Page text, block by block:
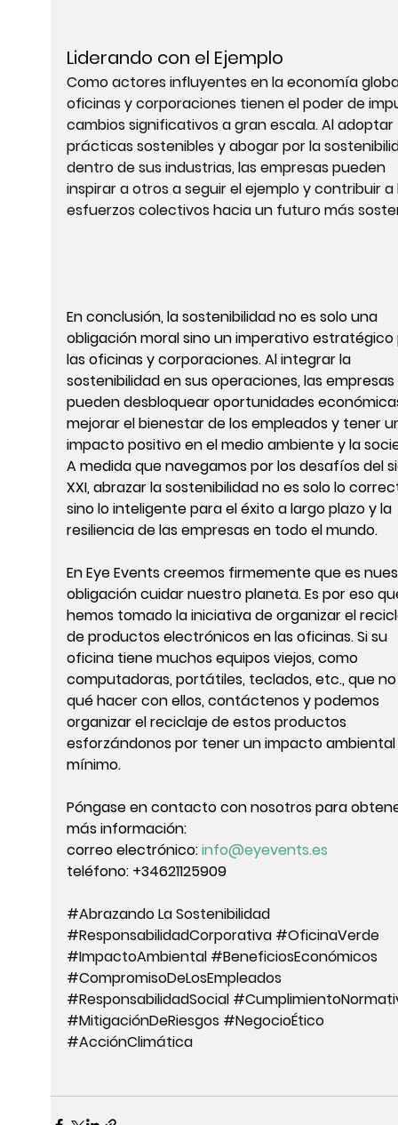
Liderando con el Ejemplo
Como actores influyentes en la economía
oficinas y corporaciones tienen el poder de
cambios significativos a gran escala. Al adoptar
prácticas sostenibles y abogar por la
dentro de sus industrias, las empresas pueden
inspirar a otros a seguir el ejemplo y contribuir
esfuerzos colectivos hacia un futuro más
En conclusión, la sostenibilidad no es solo una
obligación moral sino un imperativo
las oficinas y corporaciones. Al integrar la
sostenibilidad en sus operaciones, las empresas
pueden desbloquear oportunidades
mejorar el bienestar de los empleados y tener
impacto positivo en el medio ambiente y la
A medida que navegamos por los desafíos del
XXI, abrazar la sostenibilidad no es solo lo
sino lo inteligente para el éxito a largo plazo y la
resiliencia de las empresas en todo el mundo.
En Eye Events creemos firmemente que es
obligación cuidar nuestro planeta. Es por eso
hemos tomado la iniciativa de organizar el
de productos electrónicos en las oficinas. Si su
oficina tiene muchos equipos viejos, como
computadoras, portátiles, teclados, etc., que
qué hacer con ellos, contáctenos y podemos
organizar el reciclaje de estos productos
esforzándonos por tener un impacto ambiental
mínimo.
Póngase en contacto con nosotros para
más información:
correo electrónico: info@eyevents.es
teléfono: +34621125909
#Abrazando La Sostenibilidad
#ResponsabilidadCorporativa #OficinaVerde
#ImpactoAmbiental #BeneficiosEconómicos
#CompromisoDeLosEmpleados
#ResponsabilidadSocial
#MitigaciónDeRiesgos #NegocioÉtico
#AcciónClimática